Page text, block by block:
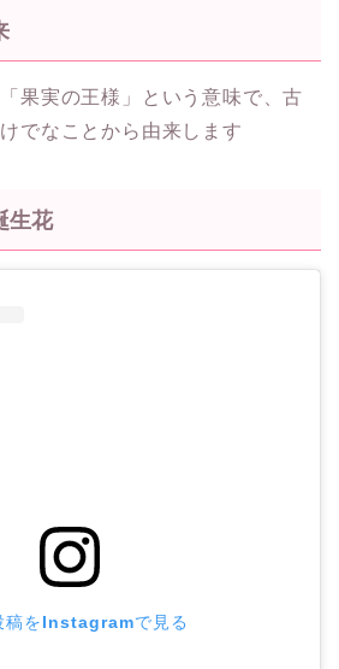
果実の王様」という意味で、古
でなことから由来します
生花
稿をInstagramで見る